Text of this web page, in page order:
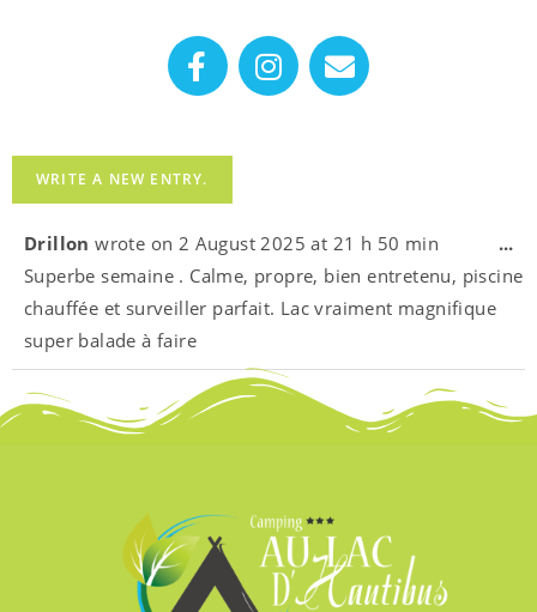
Drillonwrote on 2 August 2025 at 21 h 50 min
Superbe semaine . Calme, propre, bien entretenu, piscine
chauffée et surveiller parfait. Lac vraiment magnifique
super balade à faire
...